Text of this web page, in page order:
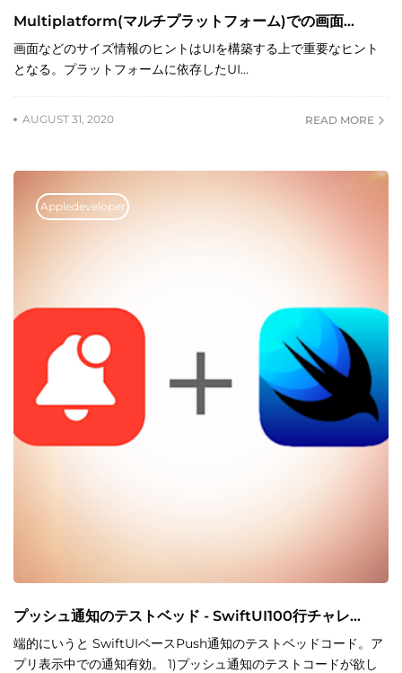
Multiplatform(マルチプラットフォーム)での画面...
画面などのサイズ情報のヒントはUIを構築する上で重要なヒント
となる。プラットフォームに依存したUI…
AUGUST 31, 2020 READ MORE
Appledeveloper
プッシュ通知のテストベッド - SwiftUI100行チャレ...
端的にいうと SwiftUIベースPush通知のテストベッドコード。ア
プリ表示中での通知有効。 1)プッシュ通知のテストコードが欲し